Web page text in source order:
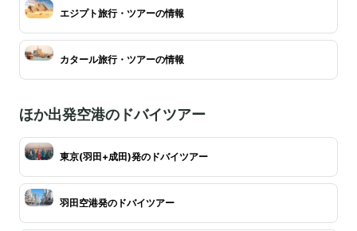
エジプト旅行・ツアーの情報
カタール旅行・ツアーの情報
ほか出発空港のドバイツアー
東京(羽田+成田)発のドバイツアー
羽田空港発のドバイツアー